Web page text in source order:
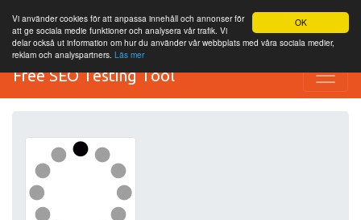
OK
Vi använder cookies för att anpassa innehåll och annonser för
att ge sociala medie funktioner och analysera vår trafik. Vi
delar också ut information om hur du använder vår webbplats med våra sociala medier,
reklam och analyspartners. Läs mer
Free SEO Testing Tool